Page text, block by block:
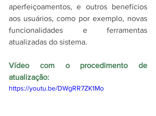
aperfeiçoamentos, e outros benefícios
aos usuários, como por exemplo, novas
funcionalidades e ferramentas
atualizadas do sistema.
Vídeo com o procedimento de
atualização:
https://youtu.be/DWgRR7ZK1Mo